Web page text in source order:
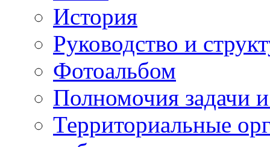
История
Руководство и
Фотоальбом
Полномочия задачи
Территориальные